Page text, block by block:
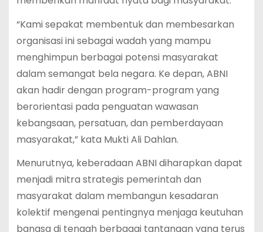
“Kami sepakat membentuk dan membesarkan
organisasi ini sebagai wadah yang mampu
menghimpun berbagai potensi masyarakat
dalam semangat bela negara. Ke depan, ABNI
akan hadir dengan program-program yang
berorientasi pada penguatan wawasan
kebangsaan, persatuan, dan pemberdayaan
masyarakat,” kata Mukti Ali Dahlan.
Menurutnya, keberadaan ABNI diharapkan dapat
menjadi mitra strategis pemerintah dan
masyarakat dalam membangun kesadaran
kolektif mengenai pentingnya menjaga keutuhan
bangsa di tengah berbagai tantangan yang terus